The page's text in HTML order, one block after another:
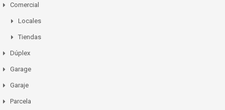
Comercial
Locales
Tiendas
Dúplex
Garage
Garaje
Parcela